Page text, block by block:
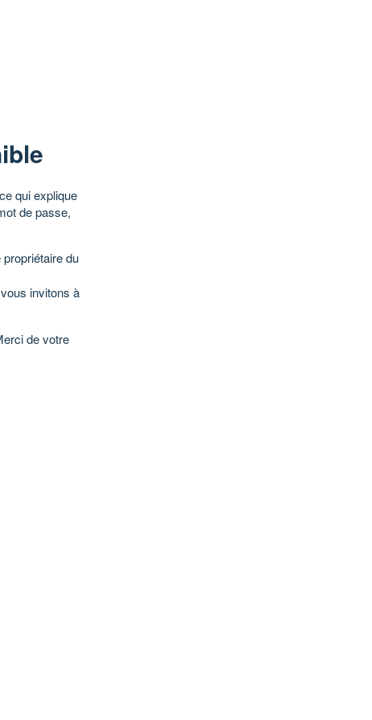
qui explique
de passe,
du
invitons à
de votre